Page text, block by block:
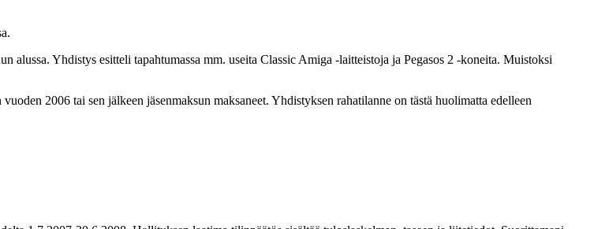
Yhdistys esitteli tapahtumassa mm. useita Classic Amiga -laitteistoja ja Pegasos 2 -koneita. Muistoksi
2006 tai sen jälkeen jäsenmaksun maksaneet. Yhdistyksen rahatilanne on tästä huolimatta edelleen